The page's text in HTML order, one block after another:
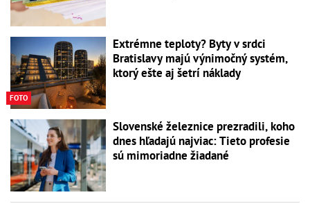
FOTO
Extrémne teploty? Byty v srdci
Bratislavy majú výnimočný systém,
ktorý ešte aj šetrí náklady
Slovenské železnice prezradili, koho
dnes hľadajú najviac: Tieto profesie
sú mimoriadne žiadané